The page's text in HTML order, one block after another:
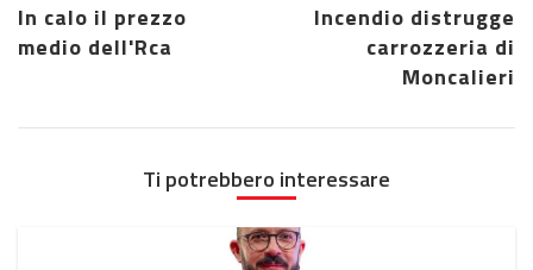
In calo il prezzo
medio dell'Rca
Incendio distrugge
carrozzeria di
Moncalieri
Ti potrebbero interessare